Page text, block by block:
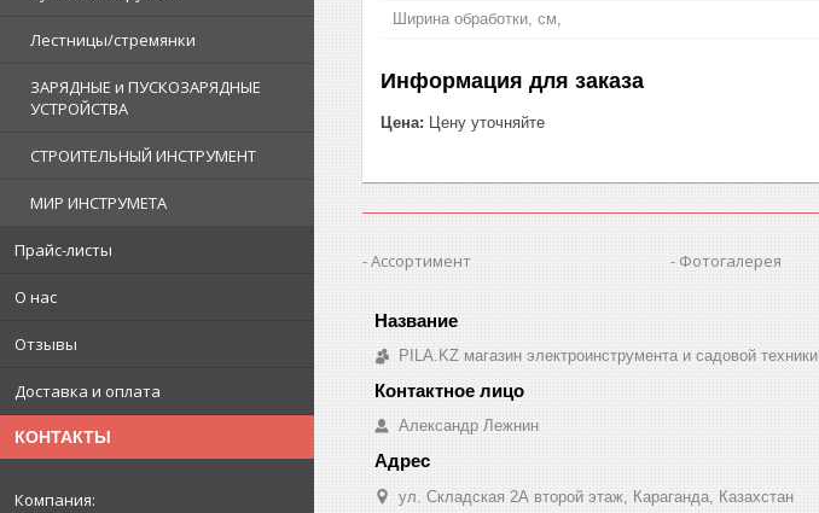
Лестницы/стремянки
ЗАРЯДНЫЕ и ПУСКОЗАРЯДНЫЕ
УСТРОЙСТВА
СТРОИТЕЛЬНЫЙ ИНСТРУМЕНТ
МИР ИНСТРУМЕТА
Прайс-листы
О нас
Отзывы
Доставка и оплата
КОНТАКТЫ
Ширина обработки, см,
Информация для заказа
Цена: Цену уточняйте
Ассортимент Фотогалерея
PILA.KZ магазин электроинструмента и садовой техники
Александр Лежнин
ул. Складская 2А второй этаж, Караганда, Казахстан